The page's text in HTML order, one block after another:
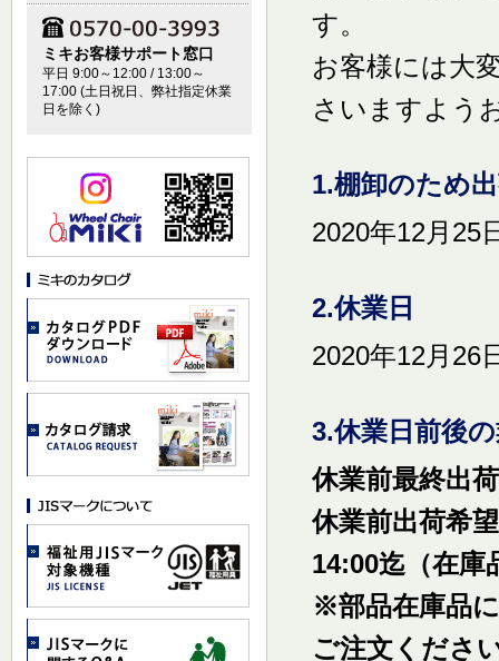
す。
お客様には大
さいますよう
1.棚卸のため
2020年12月25
2.休業日
2020年12月26
3.休業日前後
休業前最終出
休業前出荷希
14:00迄（在庫
※部品在庫品
ご注文くださ
ミキお客様サポート窓口
平日 9:00～12:00 / 13:00～
17:00 (土日祝日、弊社指定休業
日を除く)